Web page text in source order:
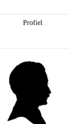
Profiel